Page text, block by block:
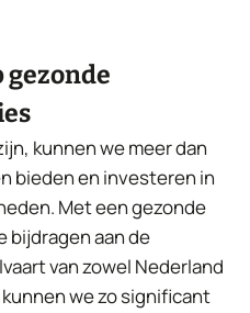
gezonde
kunnen we meer dan
bieden en investeren in
Met een gezonde
bijdragen aan de
van zowel Nederland
we zo significant